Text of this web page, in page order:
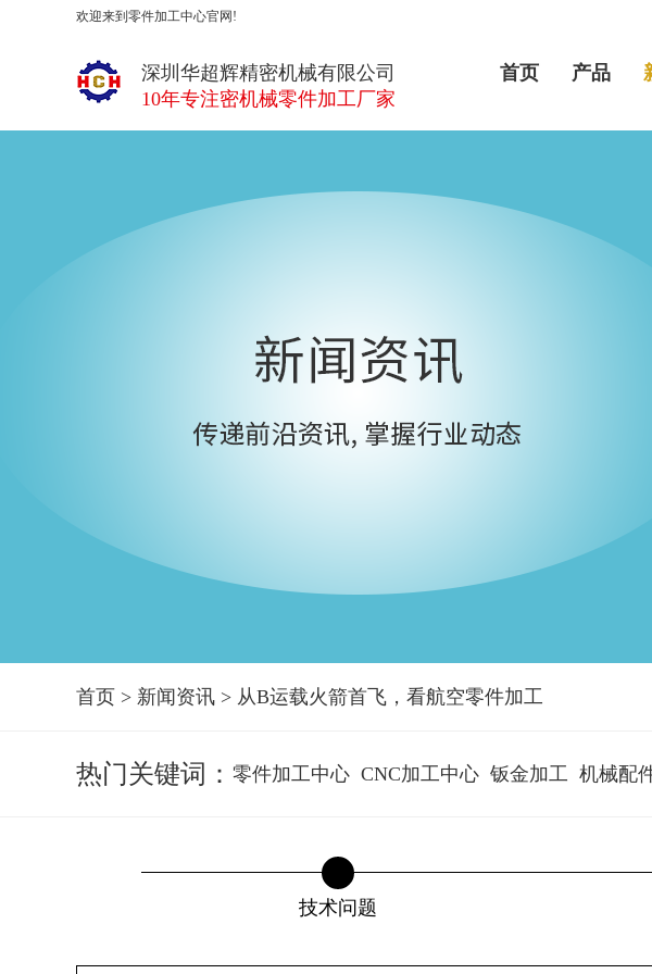
欢迎来到零件加工中心官网!
深圳华超辉精密机械有限公司
10年专注密机械零件加工厂家
首页 产品
首页 > 新闻资讯 >从B运载火箭首飞，看航空零件加工
热门关键词： 零件加工中心 CNC加工中心 钣金加工 机械配
技术问题